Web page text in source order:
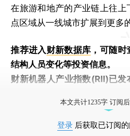
在旅游和地产的产业链上往上
点区域从一线城市扩展到更多
推荐进入财新数据库 ，可随时
结构人员变化等投资信息。
财新机器人产业指数(RII)已发
本文共计1235字 订阅
登录 后获取已订阅